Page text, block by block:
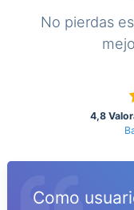
No pierdas
4,8
Como